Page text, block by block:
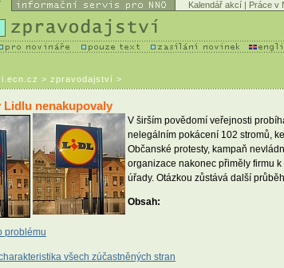
Kalendář akcí | Práce v
> zpravodajství >
Lidlu nenakupovaly
V širším povědomí veřejnosti
nelegálním pokácení 102 stromů,
Občanské protesty, kampaň
organizace nakonec přiměly firmu
úřady. Otázkou zůstává další
Obsah:
problému
všech zúčastněných stran